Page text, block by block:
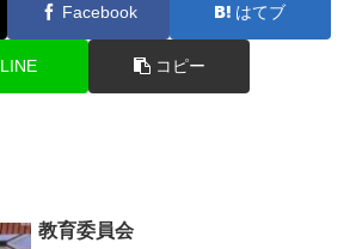
Facebook はてブ
LINE コピー
教育委員会